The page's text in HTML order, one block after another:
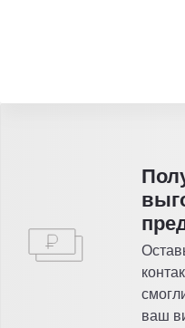
ваш